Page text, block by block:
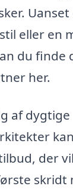
eller en
du finde
her.
af dygtige
der
skridt